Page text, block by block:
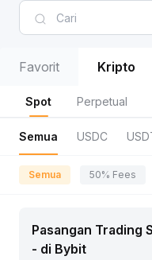
Favorit Kripto
Spot Perpetual
Semua USDC
Semua 50% Fees
Pasangan Trading
- di Bybit